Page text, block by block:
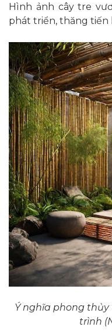
Hình ảnh cây tre
phát triển, thăng tiến
Ý nghĩa phong
trình